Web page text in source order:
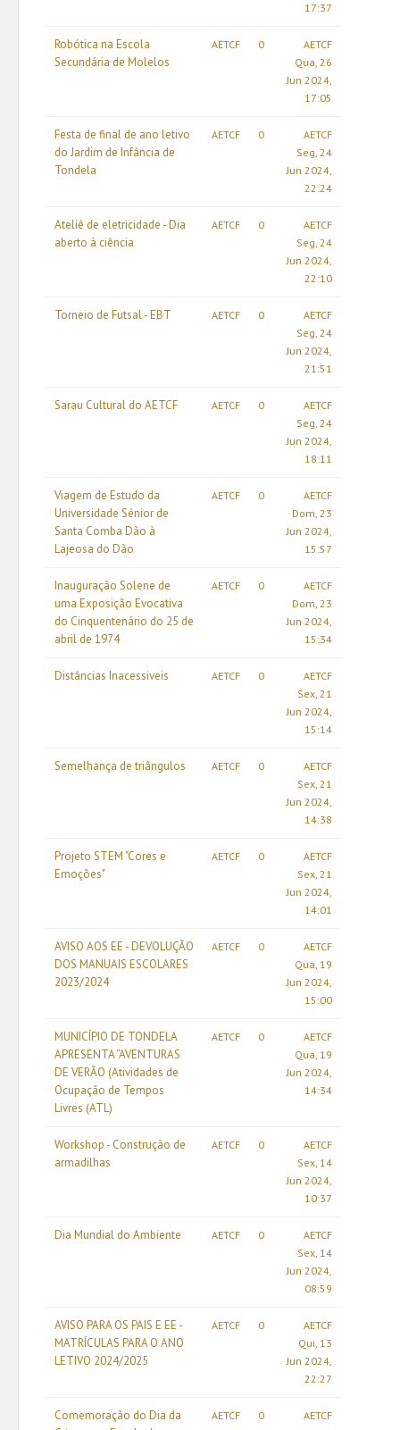
17:37
Robótica na Escola
Secundária de Molelos
AETCF 0
AETCF
Qua, 26
Jun 2024,
17:05
Festa de final de ano letivo
do Jardim de Infância de
Tondela
AETCF 0
AETCF
Seg, 24
Jun 2024,
22:24
Ateliê de eletricidade - Dia
aberto à ciência
AETCF 0
AETCF
Seg, 24
Jun 2024,
22:10
Torneio de Futsal - EBT AETCF 0
AETCF
Seg, 24
Jun 2024,
21:51
Sarau Cultural do AETCF AETCF 0
AETCF
Seg, 24
Jun 2024,
18:11
Viagem de Estudo da
Universidade Sénior de
Santa Comba Dão à
Lajeosa do Dão
AETCF 0
AETCF
Dom, 23
Jun 2024,
15:57
Inauguração Solene de
uma Exposição Evocativa
do Cinquentenário do 25 de
abril de 1974
AETCF 0
AETCF
Dom, 23
Jun 2024,
15:34
Distâncias Inacessiveis AETCF 0
AETCF
Sex, 21
Jun 2024,
15:14
Semelhança de triângulos AETCF 0
AETCF
Sex, 21
Jun 2024,
14:38
Projeto STEM "Cores e
Emoções"
AETCF 0
AETCF
Sex, 21
Jun 2024,
14:01
AVISO AOS EE - DEVOLUÇÃO
DOS MANUAIS ESCOLARES
2023/2024
AETCF 0
AETCF
Qua, 19
Jun 2024,
15:00
MUNICÍPIO DE TONDELA
APRESENTA “AVENTURAS
DE VERÃO (Atividades de
Ocupação de Tempos
Livres (ATL)
AETCF 0
AETCF
Qua, 19
Jun 2024,
14:34
Workshop - Construção de
armadilhas
AETCF 0
AETCF
Sex, 14
Jun 2024,
10:37
Dia Mundial do Ambiente AETCF 0
AETCF
Sex, 14
Jun 2024,
08:59
AVISO PARA OS PAIS E EE -
MATRÍCULAS PARA O ANO
LETIVO 2024/2025
AETCF 0
AETCF
Qui, 13
Jun 2024,
22:27
Comemoração do Dia da
AETCF 0
AETCF